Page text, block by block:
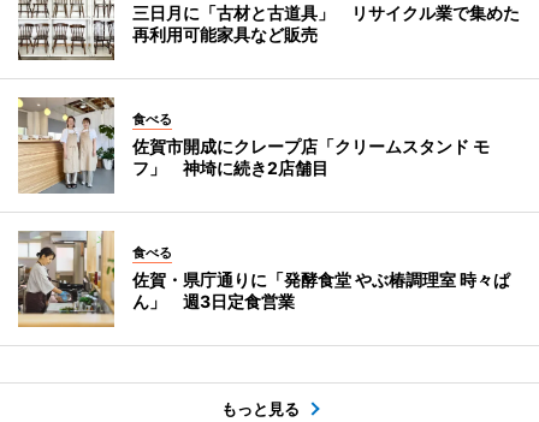
三日月に「古材と古道具」 リサイクル業で集めた
再利用可能家具など販売
食べる
佐賀市開成にクレープ店「クリームスタンド モ
フ」 神埼に続き2店舗目
食べる
佐賀・県庁通りに「発酵食堂 やぶ椿調理室 時々ぱ
ん」 週3日定食営業
もっと見る